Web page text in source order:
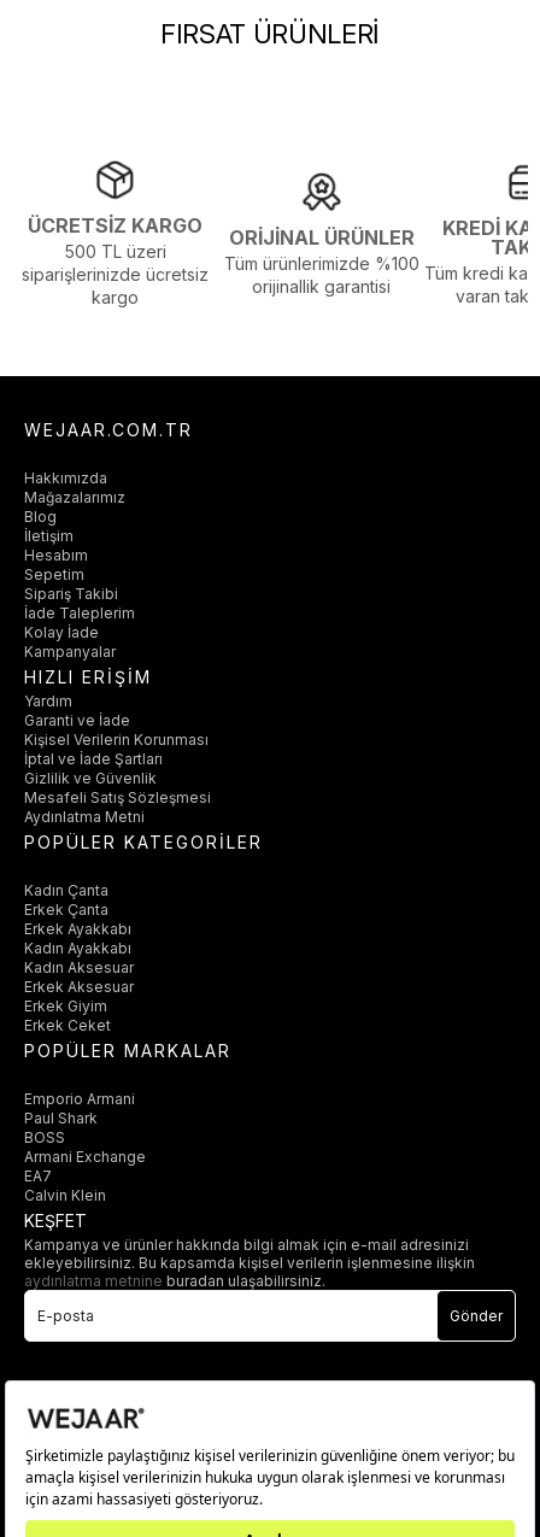
FIRSAT ÜRÜNLERİ
ÜCRETSİZ KARGO
500 TL üzeri
siparişlerinizde ücretsiz
kargo
ORİJİNAL ÜRÜNLER
Tüm ürünlerimizde %100
orijinallik garantisi
KREDİ
Tüm kredi
varan
WEJAAR.COM.TR
Hakkımızda
Mağazalarımız
Blog
İletişim
Hesabım
Sepetim
Sipariş Takibi
İade Taleplerim
Kolay İade
Kampanyalar
HIZLI ERİŞİM
Yardım
Garanti ve İade
Kişisel Verilerin Korunması
İptal ve İade Şartları
Gizlilik ve Güvenlik
Mesafeli Satış Sözleşmesi
Aydınlatma Metni
POPÜLER KATEGORİLER
Kadın Çanta
Erkek Çanta
Erkek Ayakkabı
Kadın Ayakkabı
Kadın Aksesuar
Erkek Aksesuar
Erkek Giyim
Erkek Ceket
POPÜLER MARKALAR
Emporio Armani
Paul Shark
BOSS
Armani Exchange
EA7
Calvin Klein
KEŞFET
Kampanya ve ürünler hakkında bilgi almak için e-mail adresinizi
ekleyebilirsiniz. Bu kapsamda kişisel verilerin işlenmesine ilişkin
aydınlatma metnine buradan ulaşabilirsiniz.
Gönder
© 2025 wejaar.com.tr. tüm hakları saklıdır.